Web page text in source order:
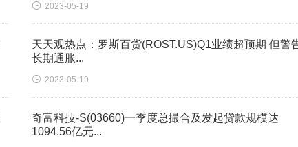
 2023-05-19
天天观热点：罗斯百货(ROST.US)Q1业绩超预期 但警
长期通胀...
 2023-05-19
奇富科技-S(03660)一季度总撮合及发起贷款规模达
1094.56亿元...